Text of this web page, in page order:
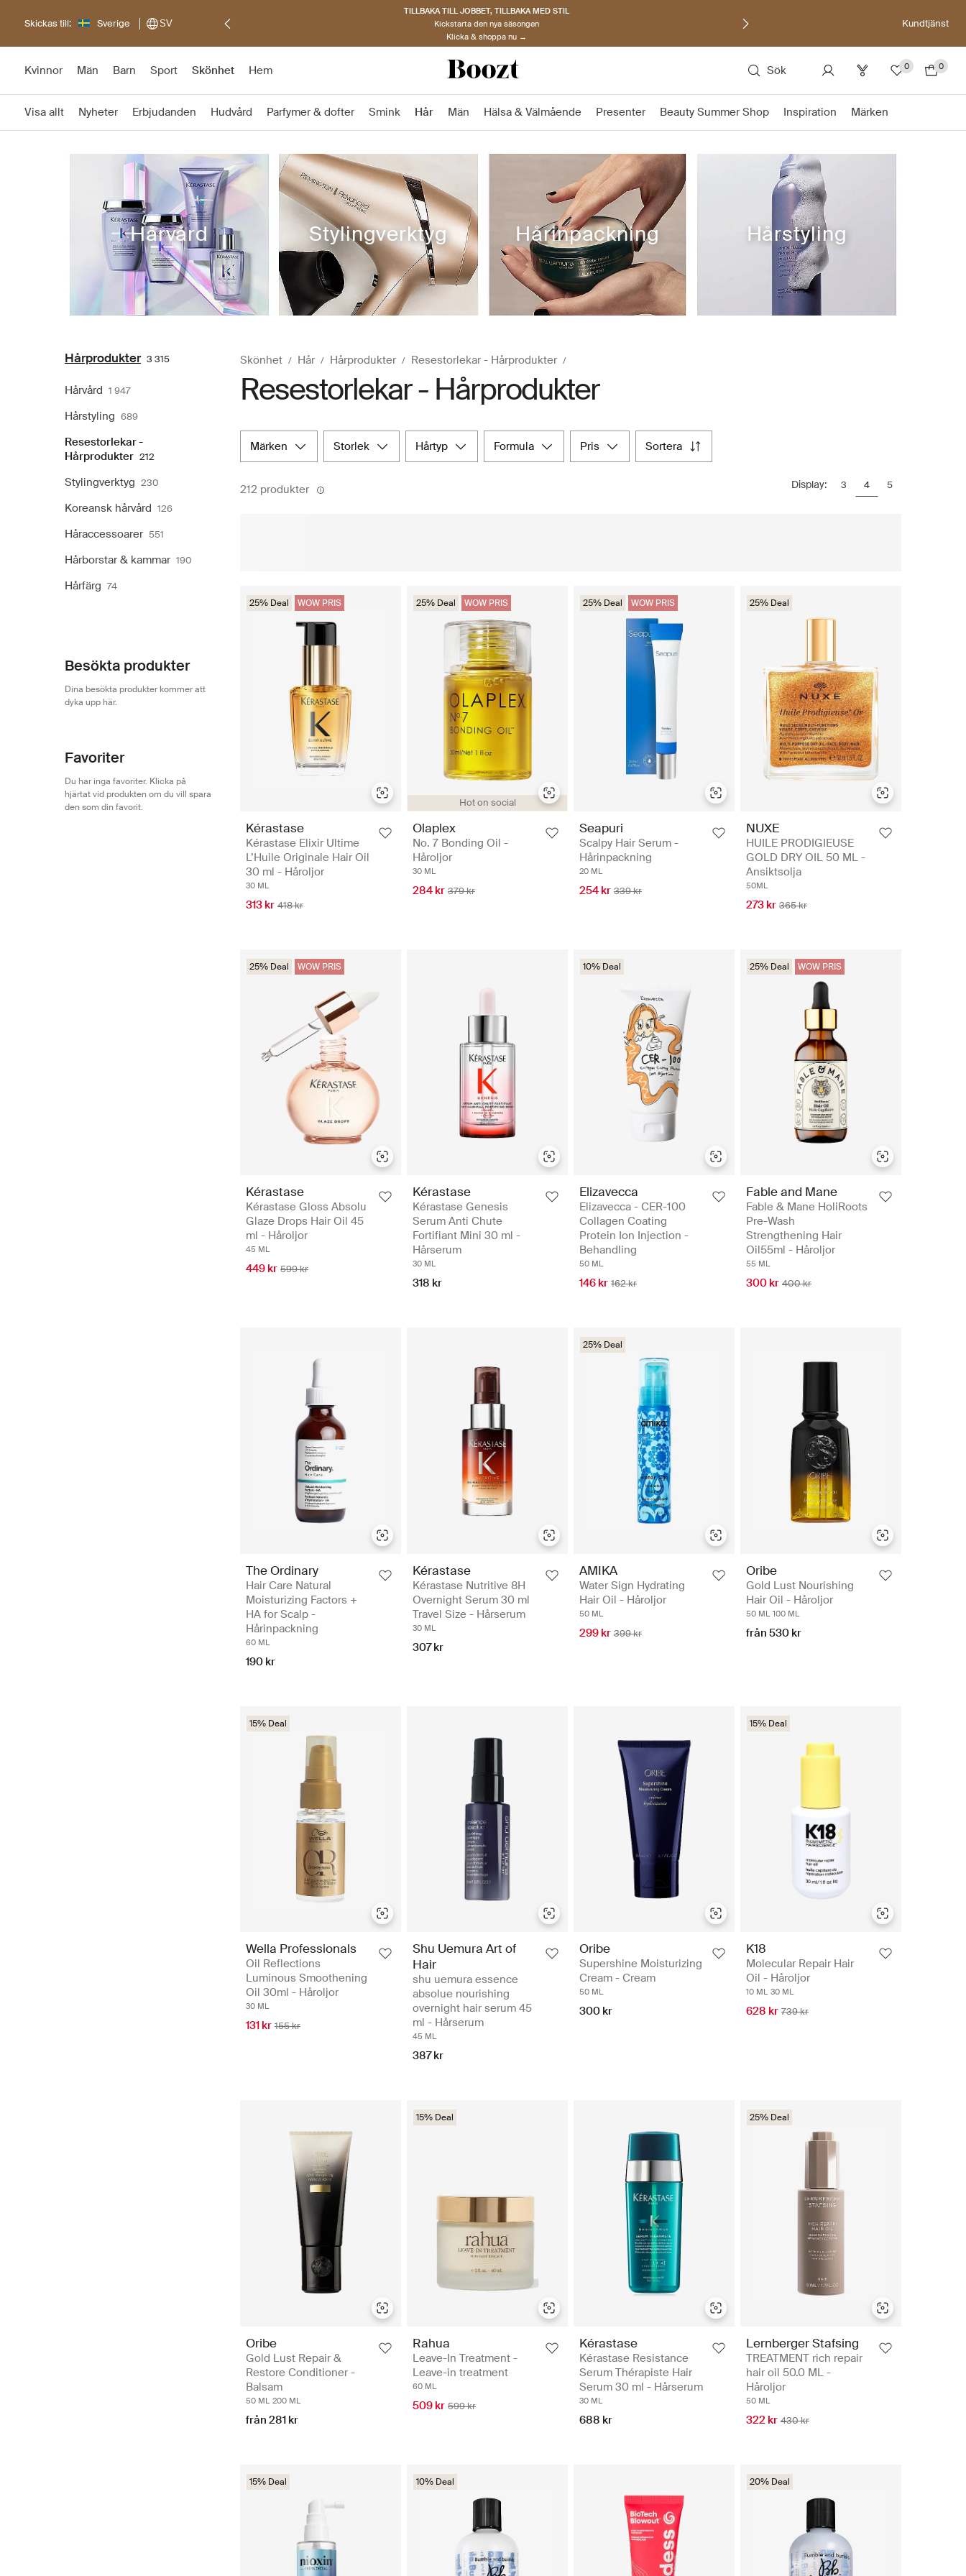
Skickas till: Sverige SV
TILLBAKA TILL JOBBET, TILLBAKA MED STIL
Kickstarta den nya säsongen
Klicka & shoppa nu →
Kundtjänst
Kvinnor Män Barn Sport Skönhet Hem Sök 0 0
Visa allt Nyheter Erbjudanden Hudvård Parfymer & dofter Smink Hår Män Hälsa & Välmående Presenter Beauty Summer Shop Inspiration Märken
Hårvård Stylingverktyg Hårinpackning Hårstyling
Hårprodukter 3 315
Hårvård 1 947
Hårstyling 689
Resestorlekar -
Hårprodukter 212
Stylingverktyg 230
Koreansk hårvård 126
Håraccessoarer 551
Hårborstar & kammar 190
Hårfärg 74
Besökta produkter
Dina besökta produkter kommer att
dyka upp här.
Favoriter
Du har inga favoriter. Klicka på
hjärtat vid produkten om du vill spara
den som din favorit.
Skönhet Hår Hårprodukter Resestorlekar - Hårprodukter
Resestorlekar - Hårprodukter
märken storlek hårtyp formula pris sortera
212 produkter Display: 3 4 5
25% Deal WOW PRIS
Kérastase
Kérastase Elixir Ultime
L’Huile Originale Hair Oil
30 ml - Håroljor
30 ML
313 kr 418 kr
Hot on social
25% Deal WOW PRIS
Olaplex
No. 7 Bonding Oil -
Håroljor
30 ML
284 kr 379 kr
25% Deal WOW PRIS
Seapuri
Scalpy Hair Serum -
Hårinpackning
20 ML
254 kr 339 kr
25% Deal
NUXE
HUILE PRODIGIEUSE
GOLD DRY OIL 50 ML -
Ansiktsolja
50ML
273 kr 365 kr
25% Deal WOW PRIS
Kérastase
Kérastase Gloss Absolu
Glaze Drops Hair Oil 45
ml - Håroljor
45 ML
449 kr 599 kr
Kérastase
Kérastase Genesis
Serum Anti Chute
Fortifiant Mini 30 ml -
Hårserum
30 ML
318 kr
10% Deal
Elizavecca
Elizavecca - CER-100
Collagen Coating
Protein Ion Injection -
Behandling
50 ML
146 kr 162 kr
25% Deal WOW PRIS
Fable and Mane
Fable & Mane HoliRoots
Pre-Wash
Strengthening Hair
Oil55ml - Håroljor
55 ML
300 kr 400 kr
The Ordinary
Hair Care Natural
Moisturizing Factors +
HA for Scalp -
Hårinpackning
60 ML
190 kr
Kérastase
Kérastase Nutritive 8H
Overnight Serum 30 ml
Travel Size - Hårserum
30 ML
307 kr
25% Deal
AMIKA
Water Sign Hydrating
Hair Oil - Håroljor
50 ML
299 kr 399 kr
Oribe
Gold Lust Nourishing
Hair Oil - Håroljor
50 ML 100 ML
från 530 kr
15% Deal
Wella Professionals
Oil Reflections
Luminous Smoothening
Oil 30ml - Håroljor
30 ML
131 kr 155 kr
Shu Uemura Art of
Hair
shu uemura essence
absolue nourishing
overnight hair serum 45
ml - Hårserum
45 ML
387 kr
Oribe
Supershine Moisturizing
Cream - Cream
50 ML
300 kr
15% Deal
K18
Molecular Repair Hair
Oil - Håroljor
10 ML 30 ML
628 kr 739 kr
Oribe
Gold Lust Repair &
Restore Conditioner -
Balsam
50 ML 200 ML
från 281 kr
15% Deal
Rahua
Leave-In Treatment -
Leave-in treatment
60 ML
509 kr 599 kr
Kérastase
Kérastase Resistance
Serum Thérapiste Hair
Serum 30 ml - Hårserum
30 ML
688 kr
25% Deal
Lernberger Stafsing
TREATMENT rich repair
hair oil 50.0 ML -
Håroljor
50 ML
322 kr 430 kr
15% Deal 10% Deal 20% Deal